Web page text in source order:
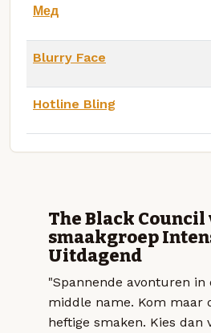
Мед
Blurry Face
Hotline Bling
The Black Council
smaakgroep
Uitdagend
"Spannende avonturen
middle name. Kom maar
heftige smaken. Kies dan